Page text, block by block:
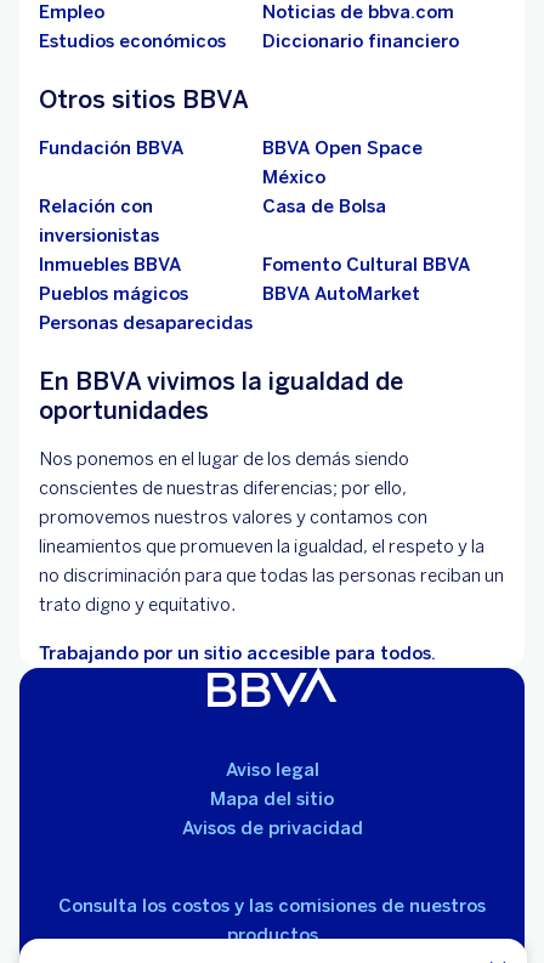
Empleo
Noticias de bbva.com
Estudios económicos
Diccionario financiero
Otros sitios BBVA
Fundación BBVA
BBVA Open Space
México
Relación con
inversionistas
Casa de Bolsa
Inmuebles BBVA
Fomento Cultural BBVA
Pueblos mágicos
BBVA AutoMarket
Personas desaparecidas
En BBVA vivimos la igualdad de
oportunidades
Nos ponemos en el lugar de los demás siendo
conscientes de nuestras diferencias; por ello,
promovemos nuestros valores y contamos con
lineamientos que promueven la igualdad, el respeto y la
no discriminación para que todas las personas reciban un
trato digno y equitativo.
Trabajando por un sitio accesible para todos.
Aviso legal
Mapa del sitio
Avisos de privacidad
Consulta los costos y las comisiones de nuestros
productos